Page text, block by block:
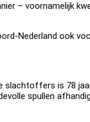
– voornamelijk
Nederland ook
is 78
spullen